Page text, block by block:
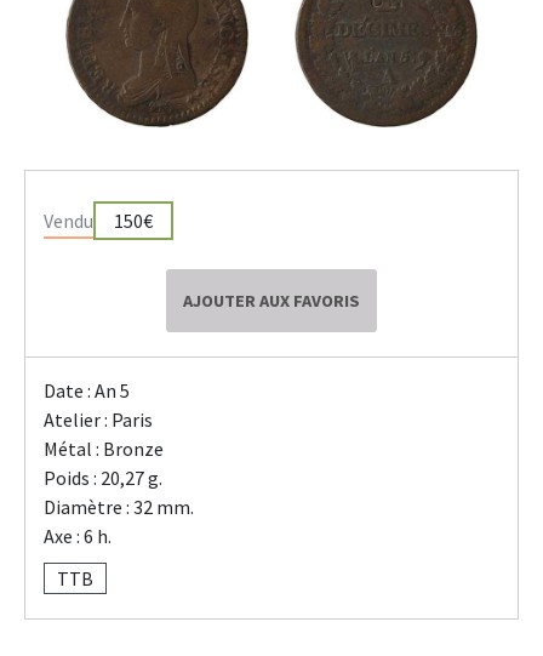
Vendu 150€
AJOUTER AUX FAVORIS
Date : An 5
Atelier : Paris
Métal : Bronze
Poids : 20,27 g.
Diamètre : 32 mm.
Axe : 6 h.
TTB